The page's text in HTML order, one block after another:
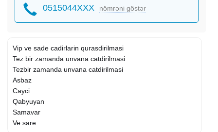
0515044XXX nömrəni göstər
Vip ve sade cadirlarin qurasdirilmasi
Tez bir zamanda unvana catdirilmasi
Tezbir zamanda unvana catdirilmasi
Asbaz
Cayci
Qabyuyan
Samavar
Ve sare